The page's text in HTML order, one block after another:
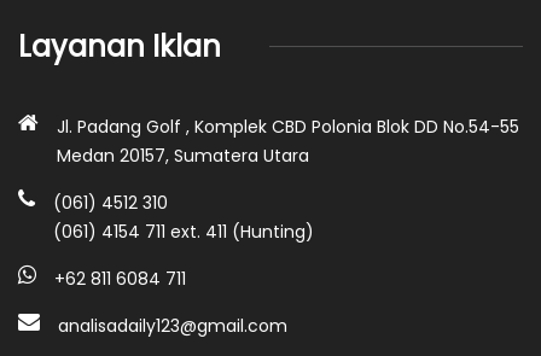
Layanan Iklan
Jl. Padang Golf , Komplek CBD Polonia Blok DD No.54-55
Medan 20157, Sumatera Utara
(061) 4512 310
(061) 4154 711 ext. 411 (Hunting)
+62 811 6084 711
analisadaily123@gmail.com